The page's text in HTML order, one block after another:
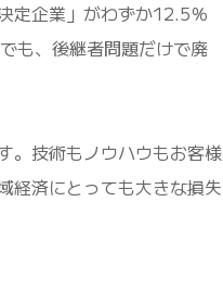
定企業」がわずか12.5％
も、後継者問題だけで廃
。技術もノウハウもお客様
経済にとっても大きな損失